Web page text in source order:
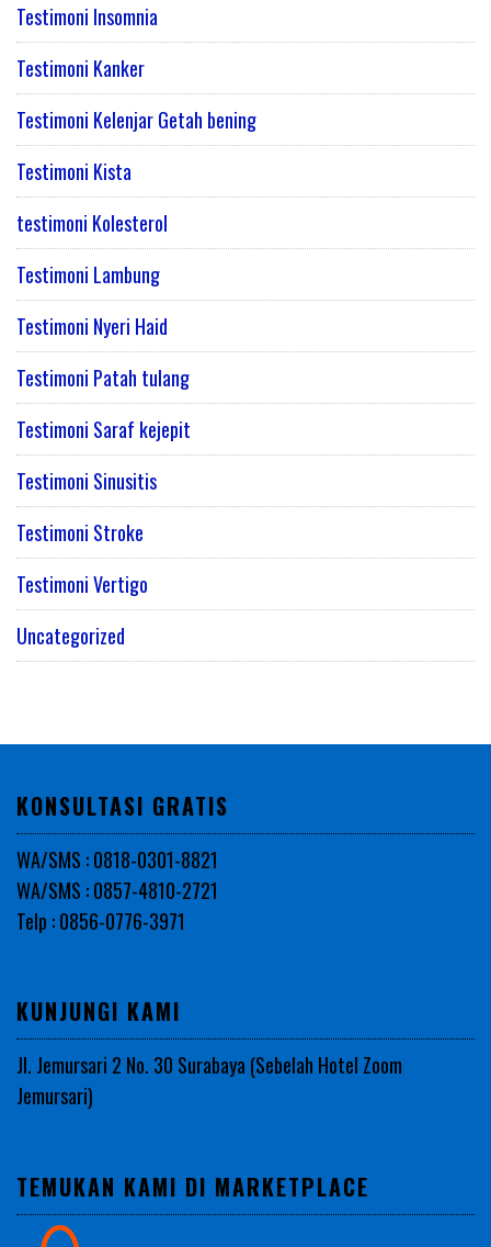
Testimoni Insomnia
Testimoni Kanker
Testimoni Kelenjar Getah bening
Testimoni Kista
testimoni Kolesterol
Testimoni Lambung
Testimoni Nyeri Haid
Testimoni Patah tulang
Testimoni Saraf kejepit
Testimoni Sinusitis
Testimoni Stroke
Testimoni Vertigo
Uncategorized
KONSULTASI GRATIS
WA/SMS : 0818-0301-8821
WA/SMS : 0857-4810-2721
Telp : 0856-0776-3971
KUNJUNGI KAMI
Jl. Jemursari 2 No. 30 Surabaya (Sebelah Hotel Zoom
Jemursari)
TEMUKAN KAMI DI MARKETPLACE